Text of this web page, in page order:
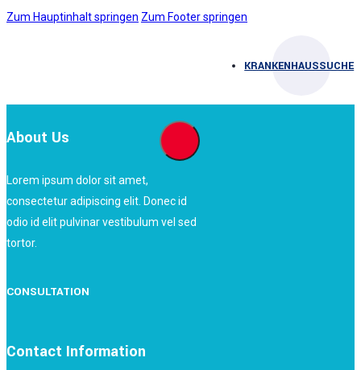
Zum Hauptinhalt springen Zum Footer springen
KRANKENHAUSSUCHE
About Us
Lorem ipsum dolor sit amet,
consectetur adipiscing elit. Donec id
odio id elit pulvinar vestibulum vel sed
tortor.
CONSULTATION
Contact Information